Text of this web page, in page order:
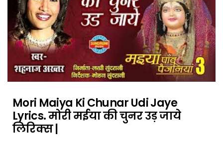
Mori Maiya Ki Chunar Udi Jaye
Lyrics. मोरी मईया की चुनर उड़ जाये
लिरिक्स |